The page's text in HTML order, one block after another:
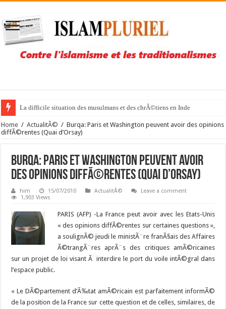
La difficile situation des musulmans et des chrÃ©tiens en Inde
Home / ActualitÃ© / Burqa: Paris et Washington peuvent avoir des opinions
diffÃ©rentes (Quai d’Orsay)
Burqa: Paris et Washington peuvent avoir
des opinions diffÃ©rentes (Quai d’Orsay)
him 15/07/2010 ActualitÃ©
Leave a comment
1,903 Views
PARIS (AFP) -La France peut avoir avec les Etats-Unis
« des opinions diffÃ©rentes sur certaines questions »,
a soulignÃ© jeudi le ministÃ¨re franÃ§ais des Affaires
Ã©trangÃ¨res aprÃ¨s des critiques amÃ©ricaines
sur un projet de loi visant Ã interdire le port du voile intÃ©gral dans
l’espace public.
« Le DÃ©partement d’Ã‰tat amÃ©ricain est parfaitement informÃ©
de la position de la France sur cette question et de celles, similaires, de